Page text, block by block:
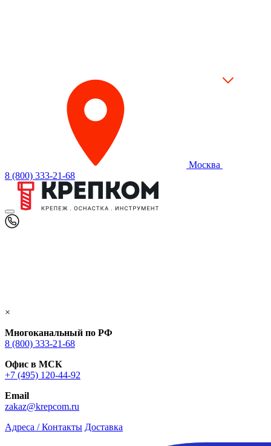
Москва
8 (800) 333-21-68
×
Многоканальный по РФ
8 (800) 333‑21-68
Офис в МСК
+7 (495) 120-44-92
Email
zakaz@krepcom.ru
Адреса / Контакты Доставка